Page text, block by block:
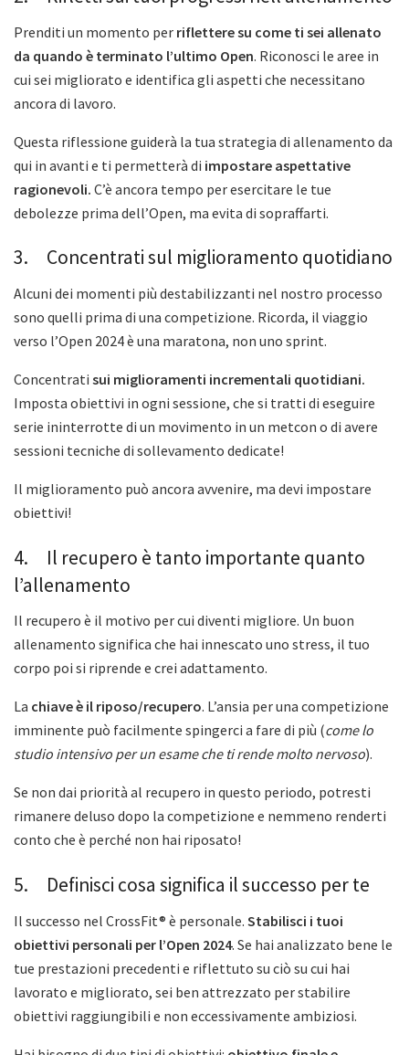
Prenditi un momento per riflettere su come ti sei allenato
da quando è terminato l’ultimo Open. Riconosci le aree in
cui sei migliorato e identifica gli aspetti che necessitano
ancora di lavoro.
Questa riflessione guiderà la tua strategia di allenamento da
qui in avanti e ti permetterà di impostare aspettative
ragionevoli. C’è ancora tempo per esercitare le tue
debolezze prima dell’Open, ma evita di sopraffarti.
3. Concentrati sul miglioramento quotidiano
Alcuni dei momenti più destabilizzanti nel nostro processo
sono quelli prima di una competizione. Ricorda, il viaggio
verso l’Open 2024 è una maratona, non uno sprint.
Concentrati sui miglioramenti incrementali quotidiani.
Imposta obiettivi in ogni sessione, che si tratti di eseguire
serie ininterrotte di un movimento in un metcon o di avere
sessioni tecniche di sollevamento dedicate!
Il miglioramento può ancora avvenire, ma devi impostare
obiettivi!
4. Il recupero è tanto importante quanto
l’allenamento
Il recupero è il motivo per cui diventi migliore. Un buon
allenamento significa che hai innescato uno stress, il tuo
corpo poi si riprende e crei adattamento.
La chiave è il riposo/recupero. L’ansia per una competizione
imminente può facilmente spingerci a fare di più (come lo
studio intensivo per un esame che ti rende molto nervoso).
Se non dai priorità al recupero in questo periodo, potresti
rimanere deluso dopo la competizione e nemmeno renderti
conto che è perché non hai riposato!
5. Definisci cosa significa il successo per te
Il successo nel CrossFit® è personale. Stabilisci i tuoi
obiettivi personali per l’Open 2024. Se hai analizzato bene le
tue prestazioni precedenti e riflettuto su ciò su cui hai
lavorato e migliorato, sei ben attrezzato per stabilire
obiettivi raggiungibili e non eccessivamente ambiziosi.